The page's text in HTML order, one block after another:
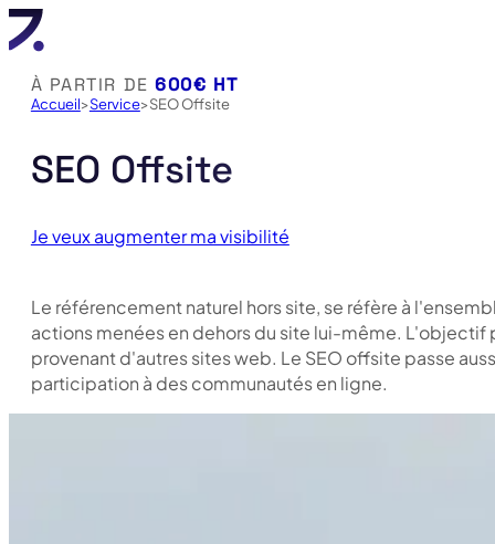
SEO Offsite
À PARTIR DE600€ HT
Accueil Service SEO Offsite
Je veux augmenter ma visibilité
Le référencement naturel hors site, se réfère à
actions menées en dehors du site lui-même.
provenant d'autres sites web. Le SEO offsite passe
participation à des communautés en ligne.